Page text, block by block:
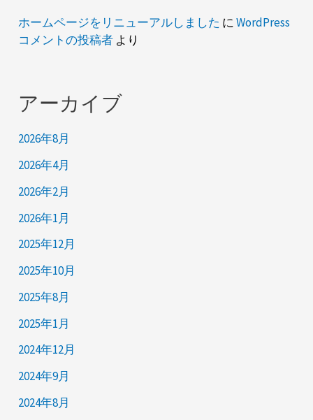
ホームページをリニューアルしました にWordPress
コメントの投稿者より
アーカイブ
2026年8月
2026年4月
2026年2月
2026年1月
2025年12月
2025年10月
2025年8月
2025年1月
2024年12月
2024年9月
2024年8月